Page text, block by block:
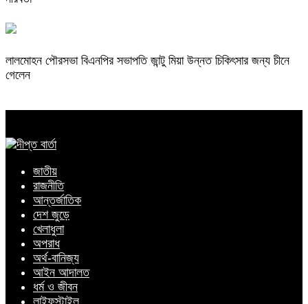
লালমোহন পৌরসভা বিএনপির সভাপতি জান্টু মিয়া উন্নত চিকিৎসার জন্য চীনে
গেলেন
জাতীয়
রাজনীতি
আন্তর্জাতিক
দেশ জুড়ে
খেলাধুলা
অপরাধ
অর্থ-বানিজ্য
আইন আদালত
ধর্ম ও জীবন
লাইফস্টাইল